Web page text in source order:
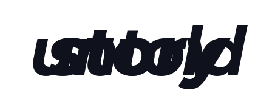
untold
story